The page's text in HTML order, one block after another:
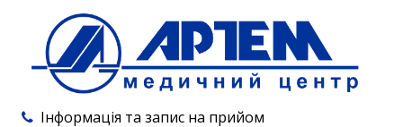
Інформація та запис на прийом